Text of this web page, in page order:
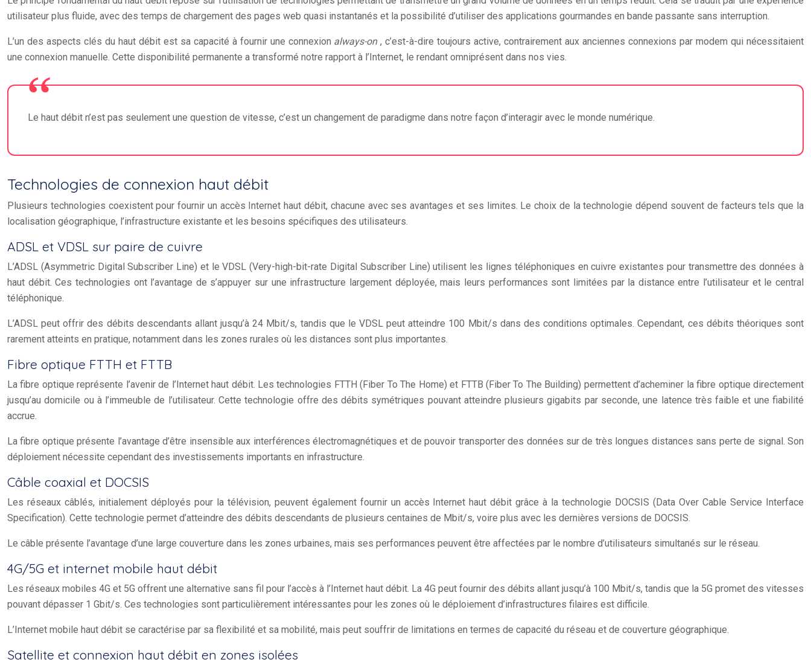
utilisateur plus fluide, avec des temps de chargement des pages web quasi instantanés et la possibilité d’utiliser des applications gourmandes en bande passante sans interruption.
L’un des aspects clés du haut débit est sa capacité à fournir une connexion always-on, c’est-à-dire toujours active, contrairement aux anciennes connexions par modem qui nécessitaient
une connexion manuelle. Cette disponibilité permanente a transformé notre rapport à l’Internet, le rendant omniprésent dans nos vies.
Le haut débit n’est pas seulement une question de vitesse, c’est un changement de paradigme dans notre façon d’interagir avec le monde numérique.
Technologies de connexion haut débit
Plusieurs technologies coexistent pour fournir un accès Internet haut débit, chacune avec ses avantages et ses limites. Le choix de la technologie dépend souvent de facteurs tels que la
localisation géographique, l’infrastructure existante et les besoins spécifiques des utilisateurs.
ADSL et VDSL sur paire de cuivre
L’ADSL (Asymmetric Digital Subscriber Line) et le VDSL (Very-high-bit-rate Digital Subscriber Line) utilisent les lignes téléphoniques en cuivre existantes pour transmettre des données à
haut débit. Ces technologies ont l’avantage de s’appuyer sur une infrastructure largement déployée, mais leurs performances sont limitées par la distance entre l’utilisateur et le central
téléphonique.
L’ADSL peut offrir des débits descendants allant jusqu’à 24 Mbit/s, tandis que le VDSL peut atteindre 100 Mbit/s dans des conditions optimales. Cependant, ces débits théoriques sont
rarement atteints en pratique, notamment dans les zones rurales où les distances sont plus importantes.
Fibre optique FTTH et FTTB
La fibre optique représente l’avenir de l’Internet haut débit. Les technologies FTTH (Fiber To The Home) et FTTB (Fiber To The Building) permettent d’acheminer la fibre optique directement
jusqu’au domicile ou à l’immeuble de l’utilisateur. Cette technologie offre des débits symétriques pouvant atteindre plusieurs gigabits par seconde, une latence très faible et une fiabilité
accrue.
La fibre optique présente l’avantage d’être insensible aux interférences électromagnétiques et de pouvoir transporter des données sur de très longues distances sans perte de signal. Son
déploiement nécessite cependant des investissements importants en infrastructure.
Câble coaxial et DOCSIS
Les réseaux câblés, initialement déployés pour la télévision, peuvent également fournir un accès Internet haut débit grâce à la technologie DOCSIS (Data Over Cable Service Interface
Specification). Cette technologie permet d’atteindre des débits descendants de plusieurs centaines de Mbit/s, voire plus avec les dernières versions de DOCSIS.
Le câble présente l’avantage d’une large couverture dans les zones urbaines, mais ses performances peuvent être affectées par le nombre d’utilisateurs simultanés sur le réseau.
4G/5G et internet mobile haut débit
Les réseaux mobiles 4G et 5G offrent une alternative sans fil pour l’accès à l’Internet haut débit. La 4G peut fournir des débits allant jusqu’à 100 Mbit/s, tandis que la 5G promet des vitesses
pouvant dépasser 1 Gbit/s. Ces technologies sont particulièrement intéressantes pour les zones où le déploiement d’infrastructures filaires est difficile.
L’Internet mobile haut débit se caractérise par sa flexibilité et sa mobilité, mais peut souffrir de limitations en termes de capacité du réseau et de couverture géographique.
Satellite et connexion haut débit en zones isolées